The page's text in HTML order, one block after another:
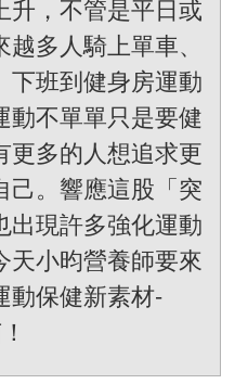
升，不管是平日或
多人騎上單車、
下班到健身房運動
動不單單只是要健
更多的人想追求更
己。響應這股「突
出現許多強化運動
天小昀營養師要來
動保健新素材-